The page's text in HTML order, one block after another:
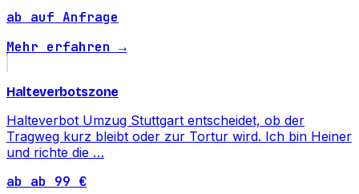
ab auf Anfrage
Mehr erfahren →
Halteverbotszone
Halteverbot Umzug Stuttgart entscheidet, ob der
Tragweg kurz bleibt oder zur Tortur wird. Ich bin Heiner
und richte die …
ab ab 99 €